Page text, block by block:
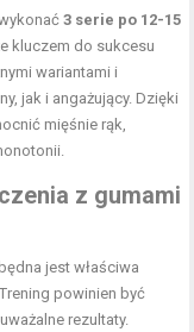
3 serie po 12-15
kluczem do sukcesu
wariantami i
jak i angażujący. Dzięki
mięśnie rąk,
z gumami
jest właściwa
powinien być
rezultaty.